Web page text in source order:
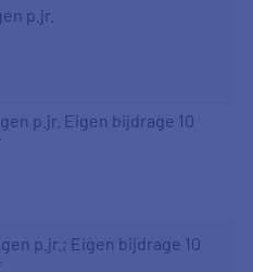
p.jr.
p.jr. Eigen bijdrage 10
p.jr.; Eigen bijdrage 10